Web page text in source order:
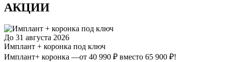
АКЦИИ
До 31 августа 2026
Имплант + коронка под ключ
Имплант+ коронка —от 40 990 ₽ вместо 65 900 ₽!